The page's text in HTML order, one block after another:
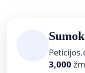
3,000